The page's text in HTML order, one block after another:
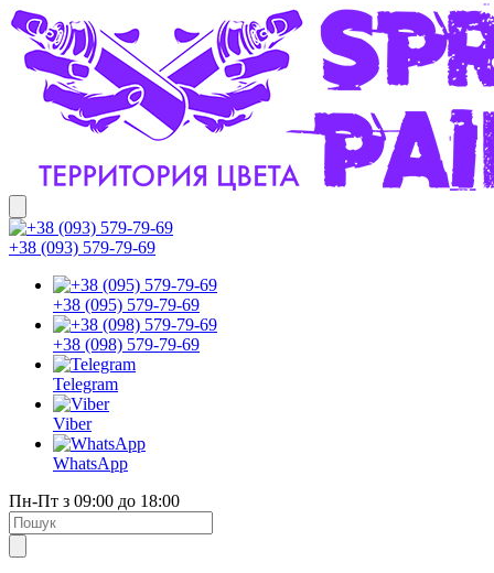
+38 (093) 579-79-69
+38 (095) 579-79-69
+38 (098) 579-79-69
Telegram
Viber
WhatsApp
Пн-Пт з 09:00 до 18:00